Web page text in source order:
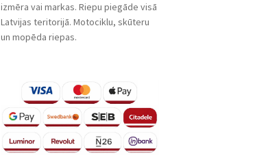
izmēra vai markas. Riepu piegāde visā
Latvijas teritorijā. Motociklu, skūteru
un mopēda riepas.